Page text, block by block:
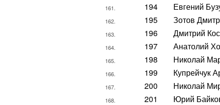
161. 194 Евгений
162. 195 Зотов
163. 196 Дмитрий
164. 197 Анатолий
165. 198 Николай
166. 199 Купрейчук
167. 200 Николай
168. 201 Юрий